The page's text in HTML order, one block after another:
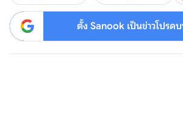
ตั้ง Sanook เป็นข่าวโปรด